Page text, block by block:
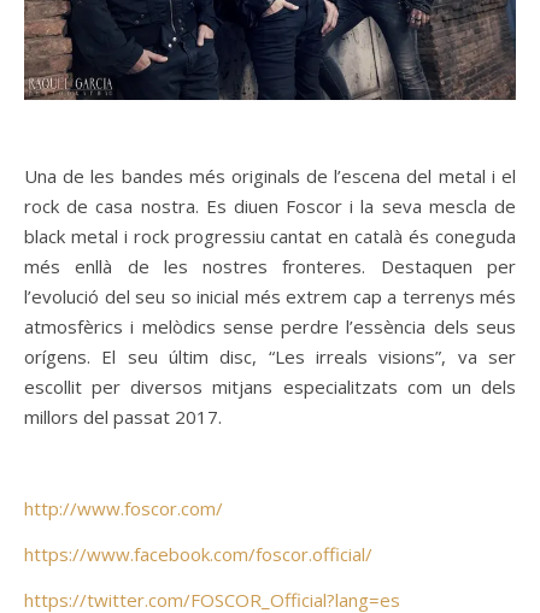
Una de les bandes més originals de l’escena del metal i el
rock de casa nostra. Es diuen Foscor i la seva mescla de
black metal i rock progressiu cantat en català és coneguda
més enllà de les nostres fronteres. Destaquen per
l’evolució del seu so inicial més extrem cap a terrenys més
atmosfèrics i melòdics sense perdre l’essència dels seus
orígens. El seu últim disc, “Les irreals visions”, va ser
escollit per diversos mitjans especialitzats com un dels
millors del passat 2017.
http://www.foscor.com/
https://www.facebook.com/foscor.official/
https://twitter.com/FOSCOR_Official?lang=es